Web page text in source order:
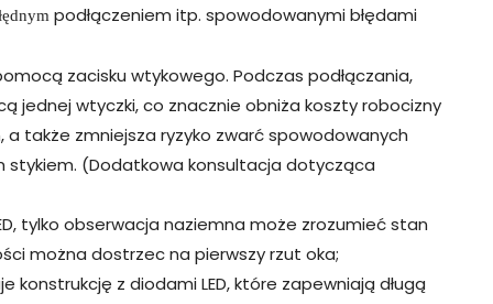
podłączeniem itp. spowodowanymi błędami
zacisku wtykowego. Podczas podłączania,
jednej wtyczki, co znacznie obniża koszty robocizny
także zmniejsza ryzyko zwarć spowodowanych
stykiem. (Dodatkowa konsultacja dotycząca
tylko obserwacja naziemna może zrozumieć stan
można dostrzec na pierwszy rzut oka;
konstrukcję z diodami LED, które zapewniają długą